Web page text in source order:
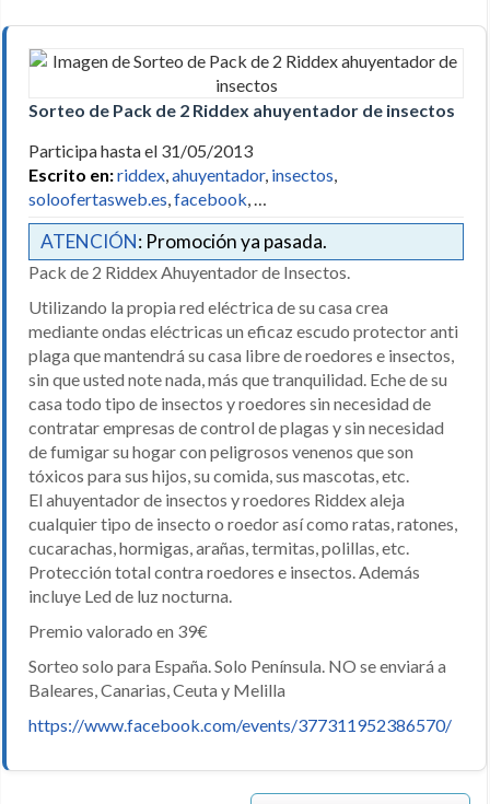
Sorteo de Pack de 2 Riddex ahuyentador de insectos
Participa hasta el 31/05/2013
Escrito en:riddex,ahuyentador, insectos,
soloofertasweb.es,facebook, …
ATENCIÓN: Promoción ya pasada.
Pack de 2 Riddex Ahuyentador de Insectos.
Utilizando la propia red eléctrica de su casa crea
mediante ondas eléctricas un eficaz escudo protector anti
plaga que mantendrá su casa libre de roedores e insectos,
sin que usted note nada, más que tranquilidad. Eche de su
casa todo tipo de insectos y roedores sin necesidad de
contratar empresas de control de plagas y sin necesidad
de fumigar su hogar con peligrosos venenos que son
tóxicos para sus hijos, su comida, sus mascotas, etc.
El ahuyentador de insectos y roedores Riddex aleja
cualquier tipo de insecto o roedor así como ratas, ratones,
cucarachas, hormigas, arañas, termitas, polillas, etc.
Protección total contra roedores e insectos. Además
incluye Led de luz nocturna.
Premio valorado en 39€
Sorteo solo para España. Solo Península. NO se enviará a
Baleares, Canarias, Ceuta y Melilla
https://www.facebook.com/events/377311952386570/